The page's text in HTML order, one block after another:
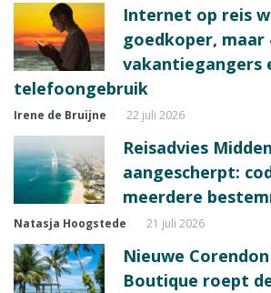
Internet op reis
goedkoper, maar
vakantiegangers
telefoongebruik
Irene de Bruijne 22 juli 2026
Reisadvies
aangescherpt:
meerdere
Natasja Hoogstede 21 juli 2026
Nieuwe
Boutique roept